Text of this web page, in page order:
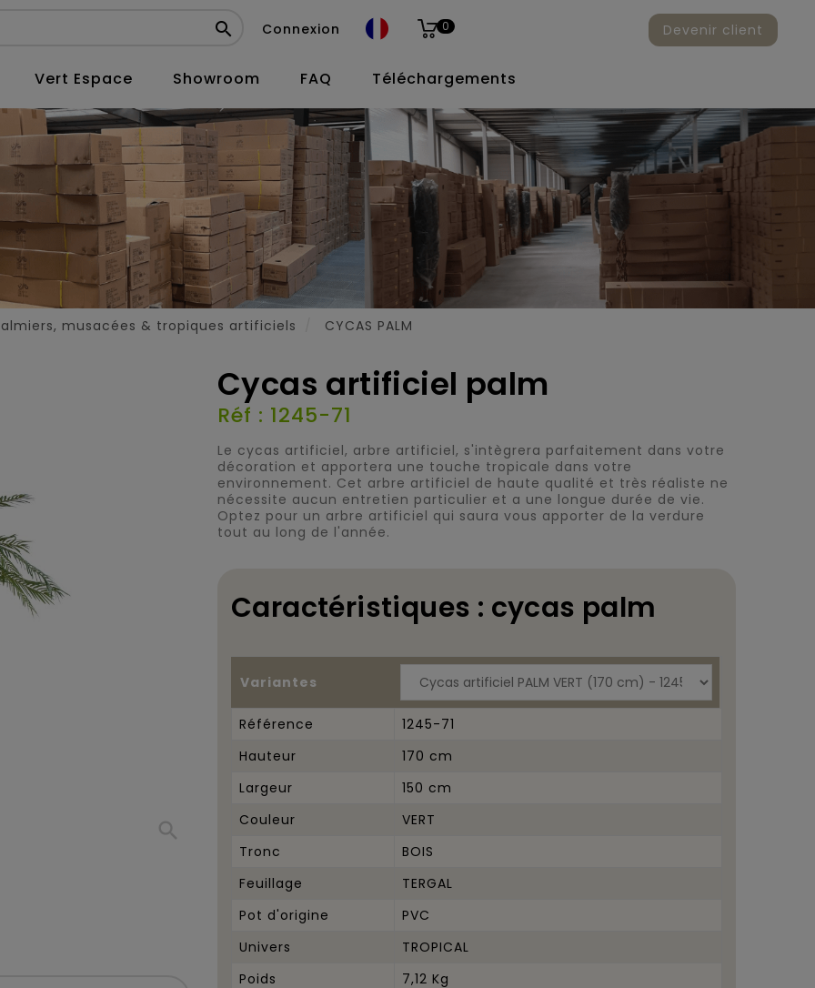
 Connexion 0
Vert Espace Showroom FAQ Téléchargements
Devenir client
musacées & tropiques artificiels CYCAS PALM
search
Cycas artificiel palm
Réf : 1245-71
Le cycas artificiel, arbre artificiel, s'intègrera parfaitement dans votre
décoration et apportera une touche tropicale dans votre
environnement. Cet arbre artificiel de haute qualité et très réaliste ne
nécessite aucun entretien particulier et a une longue durée de vie.
Optez pour un arbre artificiel qui saura vous apporter de la verdure
tout au long de l'année.
Caractéristiques : cycas palm
Variantes
Référence
1245-71
Hauteur
170 cm
Largeur
150 cm
Couleur
VERT
Tronc
BOIS
Feuillage
TERGAL
Pot d'origine
PVC
Univers
TROPICAL
Poids
7,12 Kg